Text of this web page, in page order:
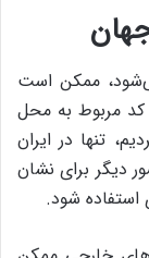
ممکن است
مربوط به محل
تنها در ایران
دیگر برای نشان
شود.